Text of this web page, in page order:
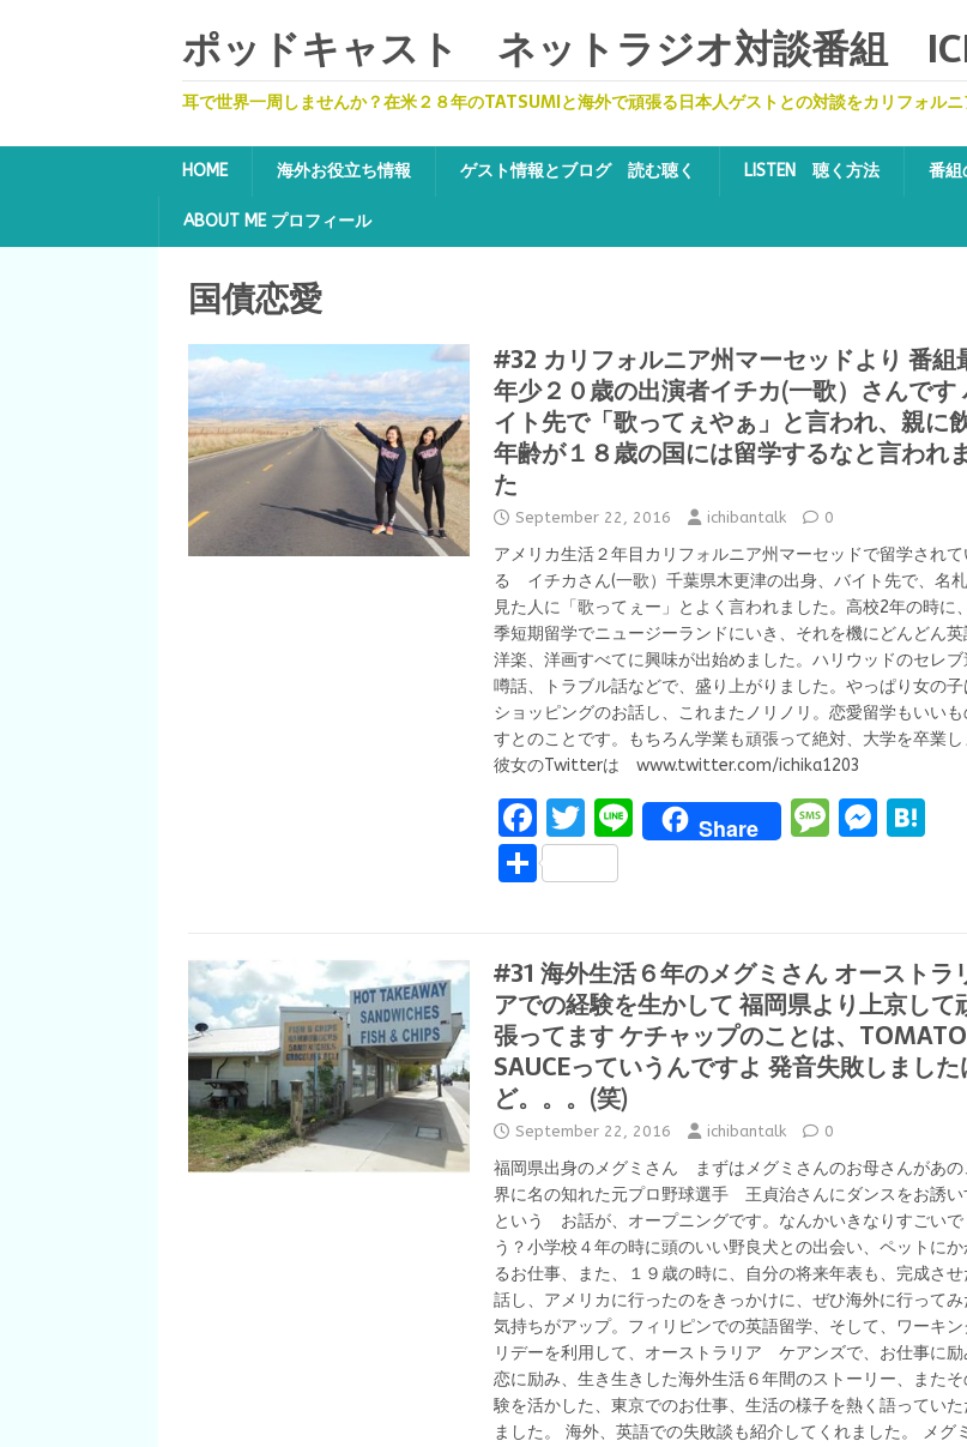
ポッドキャスト ネットラジオ対談番組
耳で世界一周しませんか？在米２８年のTATSUMIと海外で頑張る日本人ゲストとの対談をカリフォル
HOME 海外お役立ち情報 ゲスト情報とブログ 読む聴く LISTEN 聴く方法 番組
ABOUT ME プロフィール
国債恋愛
#32 カリフォルニア州マーセッドより 番組
年少２０歳の出演者イチカ(一歌）さんです
イト先で「歌ってぇやぁ」と言われ、親に
年齢が１８歳の国には留学するなと言われ
た
September 22, 2016 ichibantalk 0
アメリカ生活２年目カリフォルニア州マーセッドで留学されて
る イチカさん(一歌）千葉県木更津の出身、バイト先で、名
見た人に「歌ってぇー」とよく言われました。高校2年の時に
季短期留学でニュージーランドにいき、それを機にどんどん英
洋楽、洋画すべてに興味が出始めました。ハリウッドのセレ
噂話、トラブル話などで、盛り上がりました。やっぱり女の子
ショッピングのお話し、これまたノリノリ。恋愛留学もいい
すとのことです。もちろん学業も頑張って絶対、大学を卒業し
彼女のTwitterは www.twitter.com/ichika1203
F
a
ce
o
o
k
T
w
it
r
Li
n
Share
M
g
e
M
g
er
a
S
e
#31 海外生活６年のメグミさん オーストラ
アでの経験を生かして 福岡県より上京して
張ってます ケチャップのことは、TOMATO
SAUCEっていうんですよ 発音失敗しました
ど。。。(笑)
September 22, 2016 ichibantalk 0
福岡県出身のメグミさん まずはメグミさんのお母さんがあの
界に名の知れた元プロ野球選手 王貞治さんにダンスをお誘い
という お話が、オープニングです。なんかいきなりすごいで
う？小学校４年の時に頭のいい野良犬との出会い、ペットにか
るお仕事、また、１９歳の時に、自分の将来年表も、完成させ
話し、アメリカに行ったのをきっかけに、ぜひ海外に行ってみ
気持ちがアップ。フィリピンでの英語留学、そして、ワーキン
リデーを利用して、オーストラリア ケアンズで、お仕事に励
恋に励み、生き生きした海外生活６年間のストーリー、またそ
験を活かした、東京でのお仕事、生活の様子を熱く語っていた
ました。 海外、英語での失敗談も紹介してくれました。 メグ